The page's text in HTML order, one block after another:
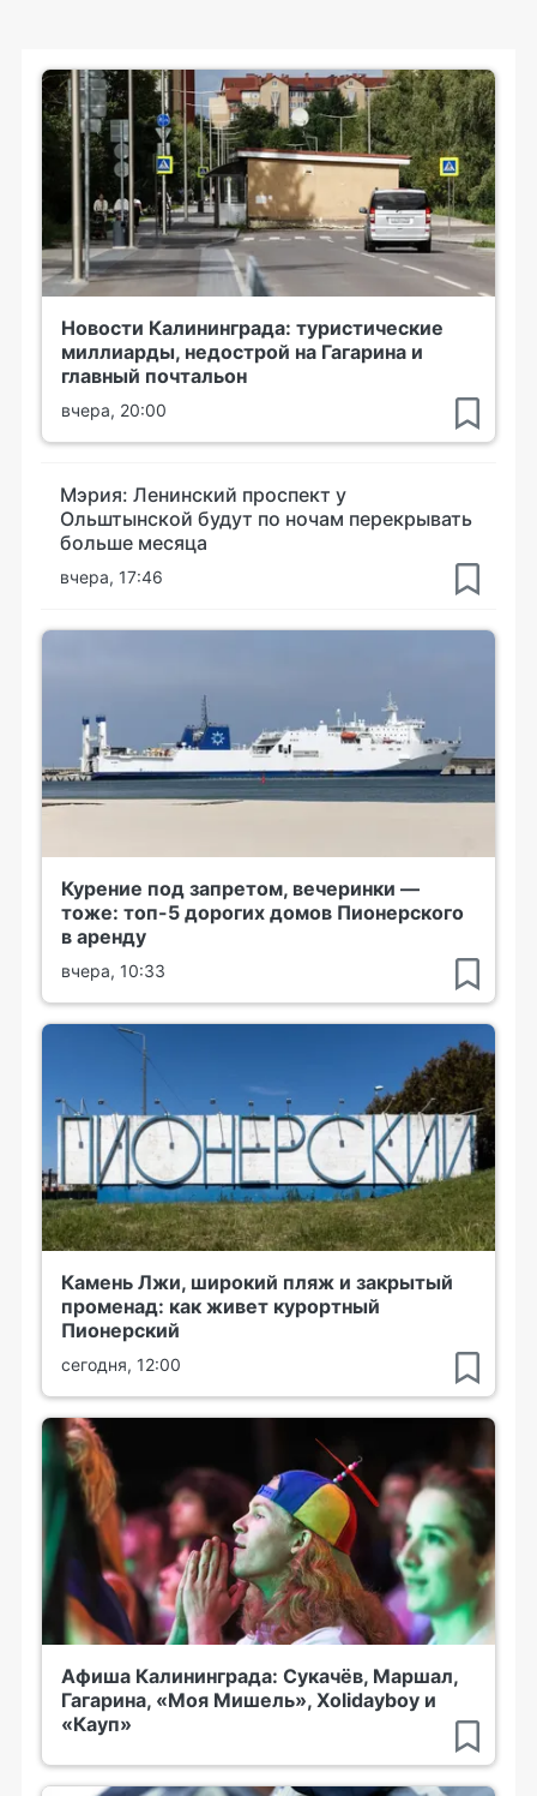
Новости Калининграда: туристические
миллиарды, недострой на Гагарина и
главный почтальон
вчера, 20:00
Мэрия: Ленинский проспект у
Ольштынской будут по ночам перекрывать
больше месяца
вчера, 17:46
Курение под запретом, вечеринки —
тоже: топ-5 дорогих домов Пионерского
в аренду
вчера, 10:33
Камень Лжи, широкий пляж и закрытый
променад: как живет курортный
Пионерский
сегодня, 12:00
Афиша Калининграда: Сукачёв, Маршал,
Гагарина, «Моя Мишель», Xolidayboy и
«Кауп»